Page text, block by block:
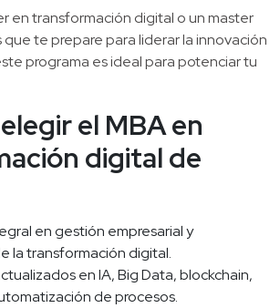
en transformación digital o un master
que te prepare para liderar la innovación
programa es ideal para potenciar tu
el MBA en
digital de
en gestión empresarial y
la transformación digital.
en IA, Big Data, blockchain,
de procesos.